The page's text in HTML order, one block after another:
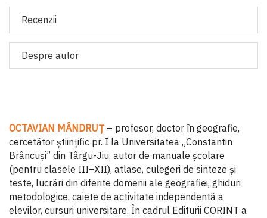
Recenzii
Despre autor
OCTAVIAN MÂNDRUŢ – profesor, doctor în geografie,
cercetător știinţific pr. I la Universitatea „Constantin
Brâncuși” din Târgu-Jiu, autor de manuale şcolare
(pentru clasele III–XII), atlase, culegeri de sinteze şi
teste, lucrări din diferite domenii ale geografiei, ghiduri
metodologice, caiete de activitate independentă a
elevilor, cursuri universitare. În cadrul Editurii CORINT a